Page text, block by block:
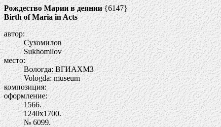
Рождество Марии в деянии{6147}
Birth of Maria in Acts
автор:
Сухомилов
Sukhomilov
место:
Вологда: ВГИАХМЗ
Vologda: museum
композиция:
оформление:
1566.
1240х1700.
№ 6099.